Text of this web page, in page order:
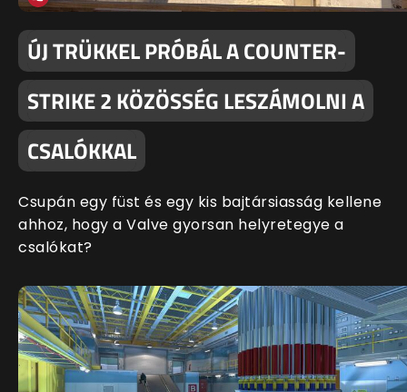
ÚJ TRÜKKEL PRÓBÁL A COUNTER-
STRIKE 2 KÖZÖSSÉG LESZÁMOLNI A
CSALÓKKAL
Csupán egy füst és egy kis bajtársiasság kellene
ahhoz, hogy a Valve gyorsan helyretegye a
csalókat?